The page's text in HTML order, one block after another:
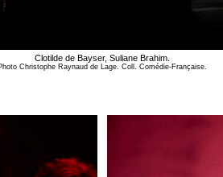
Clotilde de Bayser, Suliane Brahim.
Christophe Raynaud de Lage. Coll. Comédie-Française.